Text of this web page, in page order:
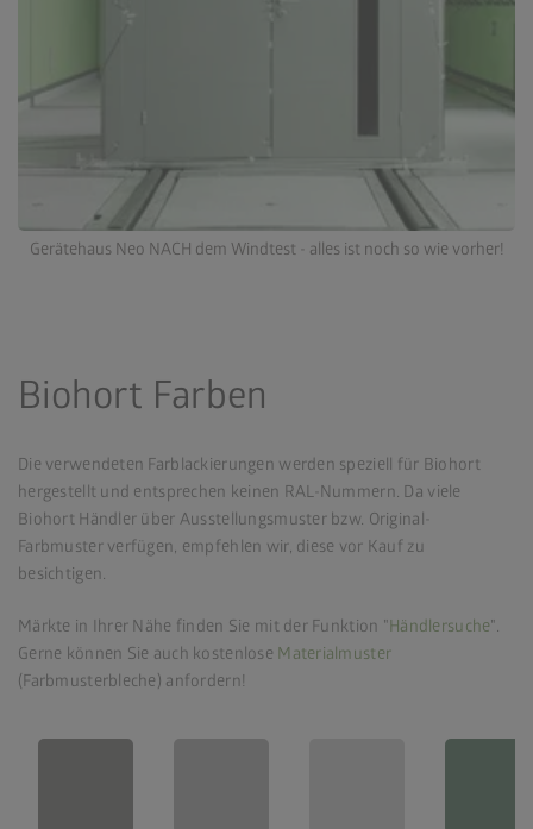
Gerätehaus Neo NACH dem Windtest - alles ist noch so wie vorher!
Biohort Farben
Die verwendeten Farblackierungen werden speziell für Biohort
hergestellt und entsprechen keinen RAL-Nummern. Da viele
Biohort Händler über Ausstellungsmuster bzw. Original-
Farbmuster verfügen, empfehlen wir, diese vor Kauf zu
besichtigen.
Märkte in Ihrer Nähe finden Sie mit der Funktion "Händlersuche".
Gerne können Sie auch kostenlose Materialmuster
(Farbmusterbleche) anfordern!